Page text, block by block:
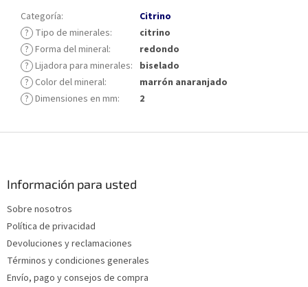
Categoría:
Citrino
? Tipo de minerales:
citrino
? Forma del mineral:
redondo
? Lijadora para minerales: biselado
? Color del mineral:
marrón anaranjado
? Dimensiones en mm: 2
p
n
Información para usted
Sobre nosotros
Política de privacidad
Devoluciones y reclamaciones
Términos y condiciones generales
Envío, pago y consejos de compra